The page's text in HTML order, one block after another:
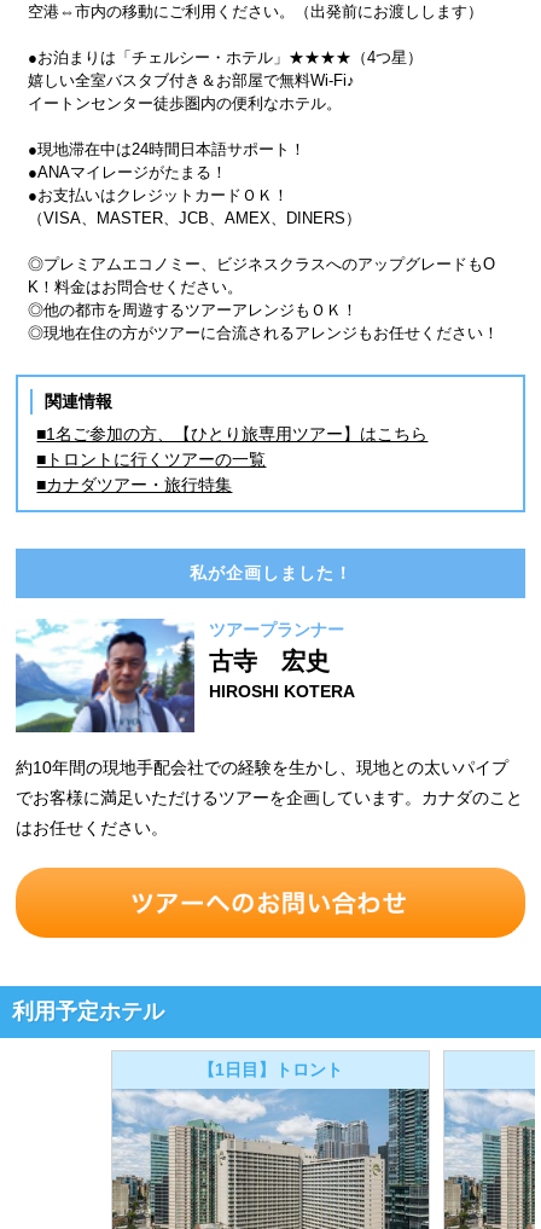
空港⇔市内の移動にご利用ください。（出発前にお渡しします）
●お泊まりは「チェルシー・ホテル」★★★★（4つ星）
嬉しい全室バスタブ付き＆お部屋で無料Wi-Fi♪
イートンセンター徒歩圏内の便利なホテル。
●現地滞在中は24時間日本語サポート！
●ANAマイレージがたまる！
●お支払いはクレジットカードＯＫ！
（VISA、MASTER、JCB、AMEX、DINERS）
◎プレミアムエコノミー、ビジネスクラスへのアップグレードもO
K！料金はお問合せください。
◎他の都市を周遊するツアーアレンジもＯＫ！
◎現地在住の方がツアーに合流されるアレンジもお任せください！
関連情報
■1名ご参加の方、【ひとり旅専用ツアー】はこちら
■トロントに行くツアーの一覧
■カナダツアー・旅行特集
私が企画しました！
ツアープランナー
古寺 宏史
HIROSHI KOTERA
約10年間の現地手配会社での経験を生かし、現地との太いパイプ
でお客様に満足いただけるツアーを企画しています。カナダのこと
はお任せください。
利用予定ホテル
【1日目】トロント